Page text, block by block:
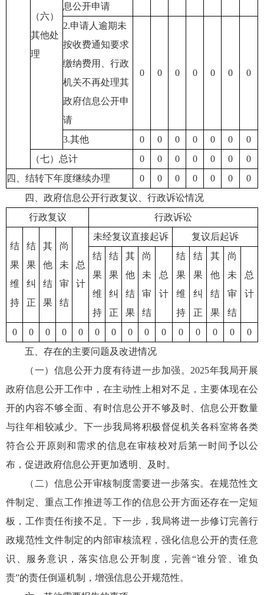
（六）
其他处
理
息公开申请
2.申请人逾期未
按收费通知要求
缴纳费用、行政
机关不再处理其
政府信息公开申
请
0 0 0 0 0 0 0
3.其他 0 0 0 0 0 0
0
（七）总计
0 0 0 0 0 0
0
四、结转下年度继续办理
0 0 0 0 0 0
0
四、政府信息公开行政复议、行政诉讼情况
行政复议
行政诉讼
结
果
维
持
结
果
纠
正
其
他
结
果
尚
未
审
结
总
计
未经复议直接起诉
复议后起诉
结
果
维
持
结
果
纠
正
其
他
结
果
尚
未
审
结
总
计
结
果
维
持
结
果
纠
正
其
他
结
果
尚
未
审
结
总
计
0 0 0 0 0 0 0 0 0 0 0 0 0 0
0
五、存在的主要问题及改进情况
（一）信息公开力度有待进一步加强。2025年我局开展
政府信息公开工作中，在主动性上相对不足，主要体现在公
开的内容不够全面、有时信息公开不够及时、信息公开数量
与往年相较减少。下一步我局将积极督促机关各科室将各类
符合公开原则和需求的信息在审核校对后第一时间予以公
布，促进政府信息公开更加透明、及时。
（二）信息公开审核制度需要进一步落实。在规范性文
件制定、重点工作推进等工作的信息公开方面还存在一定短
板，工作责任衔接不足。下一步，我局将进一步修订完善行
政规范性文件制定的内部审核流程，强化信息公开的责任意
识、服务意识，落实信息公开制度，完善“谁分管、谁负
责”的责任倒逼机制，增强信息公开规范性。